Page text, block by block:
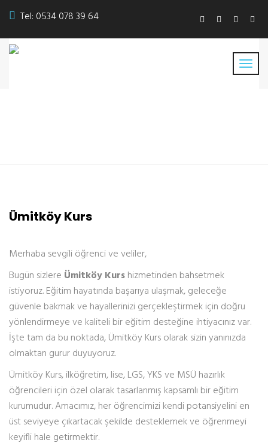
Tel: 0534 078 39 64
Ümitköy Kurs
Merhaba sevgili öğrenci ve veliler,
Bugün sizlere Ümitköy Kurshizmetinden bahsetmek
istiyoruz. Eğitim hayatında başarıya ulaşmak, geleceğe
güvenle bakmak ve hayallerinizi gerçekleştirmek için doğru
yönlendirmeye ve kaliteli bir eğitim desteğine ihtiyacınız var.
İşte tam da bu noktada, Ümitköy Kurs olarak sizin yanınızda
olmaktan gurur duyuyoruz.
Ümitköy Kurs, ilköğretim, lise, LGS, YKS ve MSÜ hazırlık
öğrencileri için özel olarak tasarlanmış kapsamlı bir eğitim
kurumudur. Amacımız, her öğrencimizi kendi potansiyelini en
üst seviyeye çıkartacak şekilde desteklemek ve öğrenmeyi
keyifli hale getirmektir.